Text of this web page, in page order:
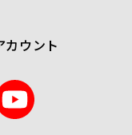
カウント
Y
o